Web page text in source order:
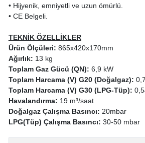
• Hijyenik, emniyetli ve uzun ömürlü.
• CE Belgeli.
TEKNİK ÖZELLİKLER
Ürün Ölçüleri: 865x420x170mm
Ağırlık: 13 kg
Toplam Gaz Gücü (QN): 6,9 kW
Toplam Harcama (V) G20 (Doğalgaz):
Toplam Harcama (V) G30 (LPG-Tüp):
Havalandırma: 19 m³/saat
Doğalgaz Çalışma Basıncı: 20mbar
LPG(Tüp) Çalışma Basıncı: 30-50 mbar